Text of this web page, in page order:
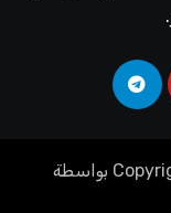
بواسطة